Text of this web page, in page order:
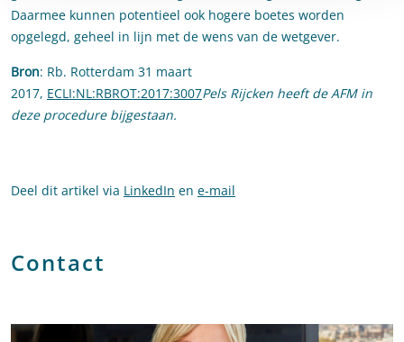
Daarmee kunnen potentieel ook hogere boetes worden
opgelegd, geheel in lijn met de wens van de wetgever.
Bron: Rb. Rotterdam 31 maart
2017, ECLI:NL:RBROT:2017:3007Pels Rijcken heeft de AFM in
deze procedure bijgestaan.
Deel dit artikel via LinkedIn en e-mail
Contact